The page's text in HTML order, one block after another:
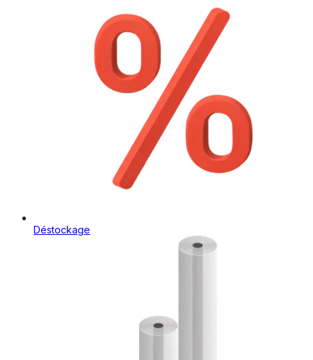
Déstockage